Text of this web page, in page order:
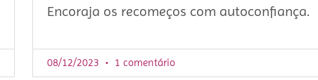
Encoraja os recomeços com autoconfiança.
08/12/2023 1 comentário